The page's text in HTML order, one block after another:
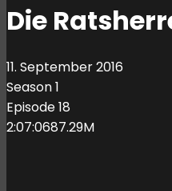
Die
11. September 2016
Season 1
Episode 18
2:07:0687.29M